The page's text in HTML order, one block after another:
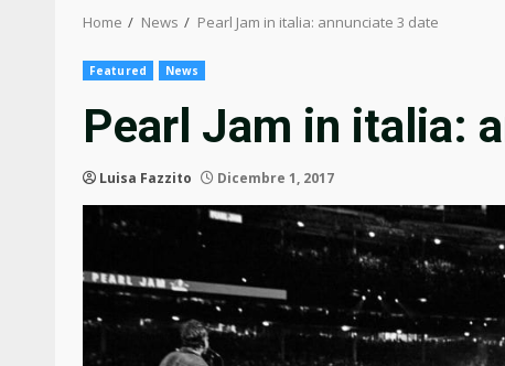
Home News Pearl Jam in italia: annunciate 3 date
Featured News
Pearl Jam in italia:
Luisa Fazzito Dicembre 1, 2017